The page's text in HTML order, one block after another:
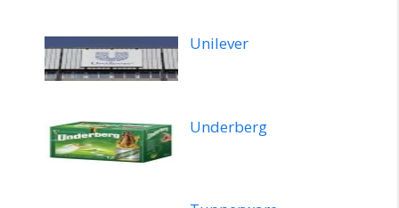
Unilever
Underberg